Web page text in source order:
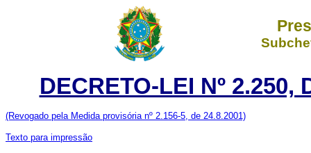
DECRETO-LEI Nº 2.250,
(Revogado pela Medida provisória nº 2.156-5, de 24.8.2001)
Texto para impressão